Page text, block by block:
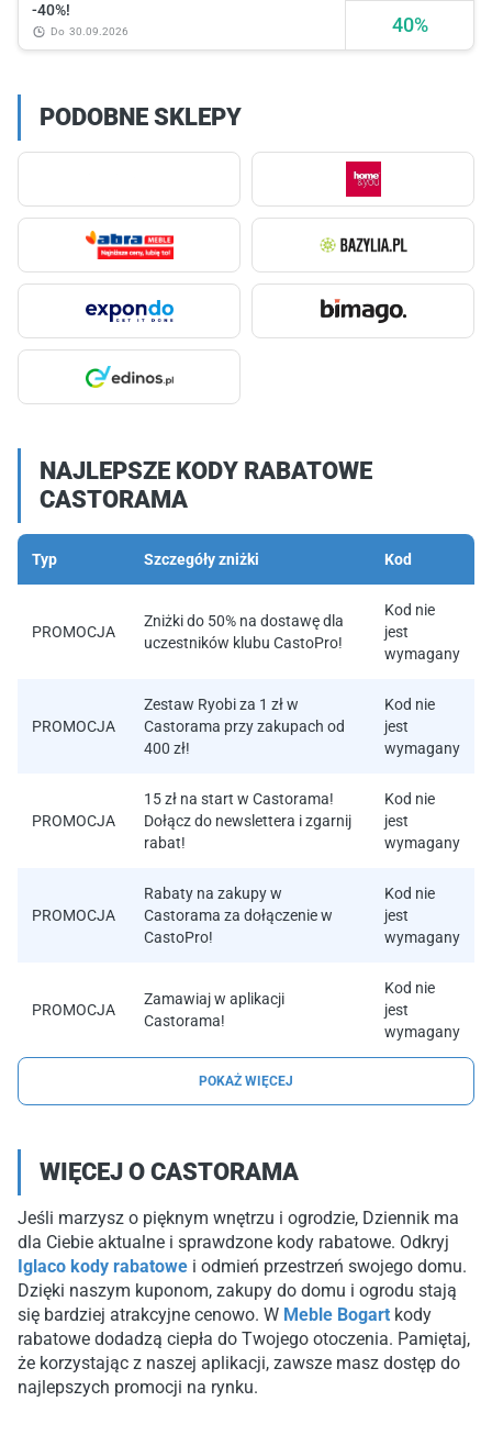
40%
-40%!
do 30.09.2026
PODOBNE SKLEPY
NAJLEPSZE KODY RABATOWE
CASTORAMA
Typ Szczegóły zniżki Kod
PROMOCJA
Zniżki do 50% na dostawę dla
uczestników klubu CastoPro!
Kod nie
jest
wymagany
PROMOCJA
Zestaw Ryobi za 1 zł w
Castorama przy zakupach od
400 zł!
Kod nie
jest
wymagany
PROMOCJA
15 zł na start w Castorama!
Dołącz do newslettera i zgarnij
rabat!
Kod nie
jest
wymagany
PROMOCJA
Rabaty na zakupy w
Castorama za dołączenie w
CastoPro!
Kod nie
jest
wymagany
PROMOCJA
Zamawiaj w aplikacji
Castorama!
Kod nie
jest
wymagany
POKAŻ WIĘCEJ
WIĘCEJ O CASTORAMA
Jeśli marzysz o pięknym wnętrzu i ogrodzie, Dziennik ma
dla Ciebie aktualne i sprawdzone kody rabatowe. Odkryj
Iglaco kody rabatowe i odmień przestrzeń swojego domu.
Dzięki naszym kuponom, zakupy do domu i ogrodu stają
się bardziej atrakcyjne cenowo. W Meble Bogart kody
rabatowe dodadzą ciepła do Twojego otoczenia. Pamiętaj,
że korzystając z naszej aplikacji, zawsze masz dostęp do
najlepszych promocji na rynku.